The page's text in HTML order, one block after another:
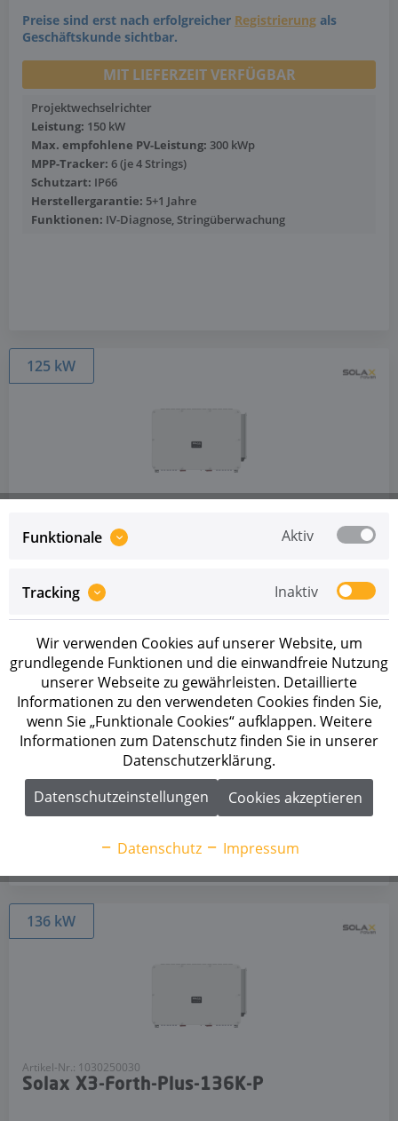
Preise sind erst nach erfolgreicher Registrierung als
Geschäftskunde sichtbar.
MIT LIEFERZEIT VERFÜGBAR
Projektwechselrichter
Leistung: 150 kW
Max. empfohlene PV-Leistung: 300 kWp
MPP-Tracker: 6 (je 4 Strings)
Schutzart: IP66
Herstellergarantie: 5+1 Jahre
Funktionen: IV-Diagnose, Stringüberwachung
125 kW
Solax X3-Forth-Plus-125K-P
Geschäftskunde sichtbar.
Projektwechselrichter
Leistung:125 kW
Max. empfohlene PV-Leistung:250 kWp
MPP-Tracker: 6 (je 4 Strings)
Schutzart:IP66
Herstellergarantie:5+1 Jahre
IV-Diagnose, Stringüberwachung
Mehr anzeigen
136 kW
Artikel-Nr.: 1030250030
Solax X3-Forth-Plus-136K-P
Funktionale Aktiv
Tracking Inaktiv
Wir verwenden Cookies auf unserer Website, um
grundlegende Funktionen und die einwandfreie Nutzung
unserer Webseite zu gewährleisten. Detaillierte
Informationen zu den verwendeten Cookies finden Sie,
wenn Sie „Funktionale Cookies“ aufklappen. Weitere
Informationen zum Datenschutz finden Sie in unserer
Datenschutzerklärung.
Datenschutzeinstellungen
Cookies akzeptieren
Datenschutz Impressum